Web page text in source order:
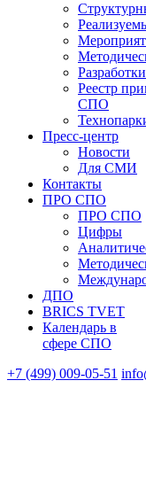
Реестр
СПО
Пресс-центр
Новости
Для СМИ
Контакты
ПРО СПО
ПРО СПО
Цифры
ДПО
BRICS TVET
Календарь в
сфере СПО
+7 (499) 009-05-51